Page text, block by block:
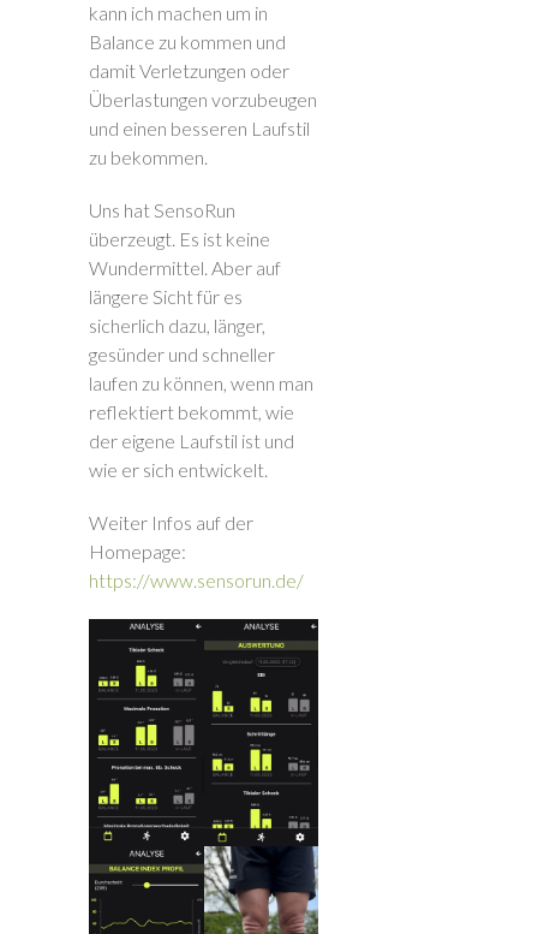
kann ich machen um in
Balance zu kommen und
damit Verletzungen oder
Überlastungen vorzubeugen
und einen besseren Laufstil
zu bekommen.
Uns hat SensoRun
überzeugt. Es ist keine
Wundermittel. Aber auf
längere Sicht für es
sicherlich dazu, länger,
gesünder und schneller
laufen zu können, wenn man
reflektiert bekommt, wie
der eigene Laufstil ist und
wie er sich entwickelt.
Weiter Infos auf der
Homepage:
https://www.sensorun.de/